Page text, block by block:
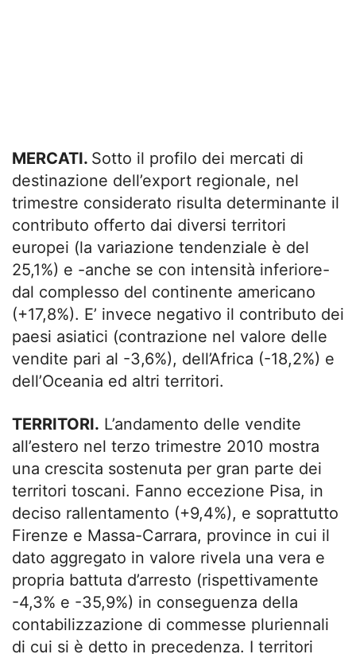
MERCATI. Sotto il profilo dei mercati di
destinazione dell’export regionale, nel
trimestre considerato risulta determinante il
contributo offerto dai diversi territori
europei (la variazione tendenziale è del
25,1%) e -anche se con intensità inferiore-
dal complesso del continente americano
(+17,8%). E’ invece negativo il contributo dei
paesi asiatici (contrazione nel valore delle
vendite pari al -3,6%), dell’Africa (-18,2%) e
dell’Oceania ed altri territori.
TERRITORI. L’andamento delle vendite
all’estero nel terzo trimestre 2010 mostra
una crescita sostenuta per gran parte dei
territori toscani. Fanno eccezione Pisa, in
deciso rallentamento (+9,4%), e soprattutto
Firenze e Massa-Carrara, province in cui il
dato aggregato in valore rivela una vera e
propria battuta d’arresto (rispettivamente
-4,3% e -35,9%) in conseguenza della
contabilizzazione di commesse pluriennali
di cui si è detto in precedenza. I territori